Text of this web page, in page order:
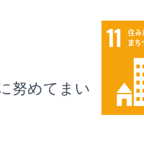
努めてまい